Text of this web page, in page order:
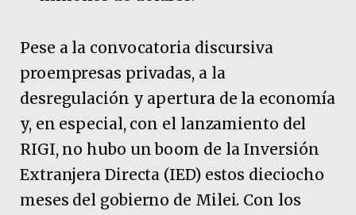
Pese a la convocatoria discursiva
proempresas privadas, a la
desregulación y apertura de la economía
y, en especial, con el lanzamiento del
RIGI, no hubo un boom de la Inversión
Extranjera Directa (IED) estos dieciocho
meses del gobierno de Milei. Con los